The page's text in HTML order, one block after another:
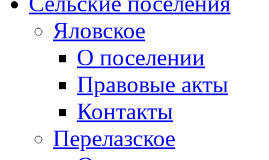
Яловское
О поселении
Правовые акты
Контакты
Перелазское